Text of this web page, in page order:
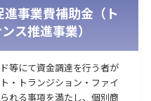
事業費補助金（ト
ス推進事業）
等にて資金調達を行う者が
・トランジション・ファイ
れる事項を満たし、個別商